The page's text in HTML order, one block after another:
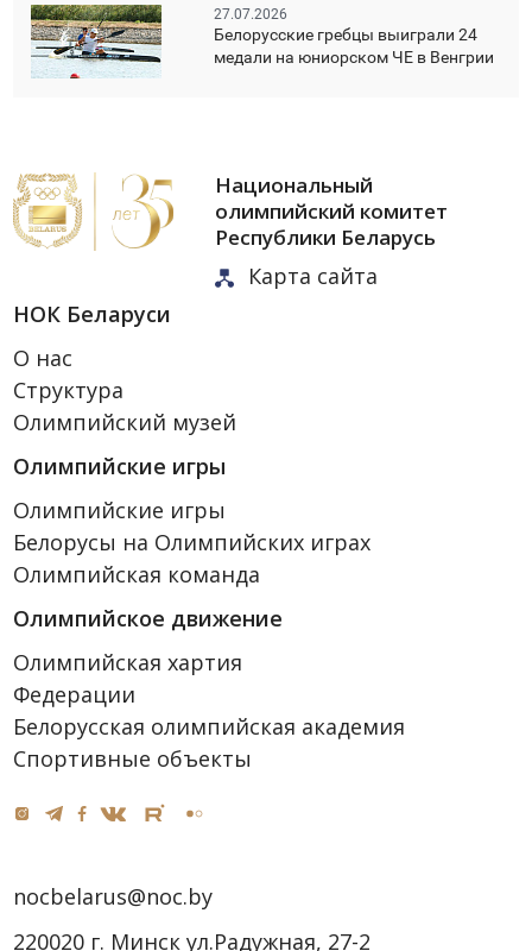
27.07.2026
Белорусские гребцы выиграли 24
медали на юниорском ЧЕ в Венгрии
Национальный
олимпийский комитет
Республики Беларусь
Карта сайта
НОК Беларуси
О нас
Структура
Олимпийский музей
Олимпийские игры
Олимпийские игры
Белорусы на Олимпийских играх
Олимпийская команда
Олимпийское движение
Олимпийская хартия
Федерации
Белорусская олимпийская академия
Спортивные объекты
nocbelarus@noc.by
220020 г. Минск ул.Радужная, 27-2